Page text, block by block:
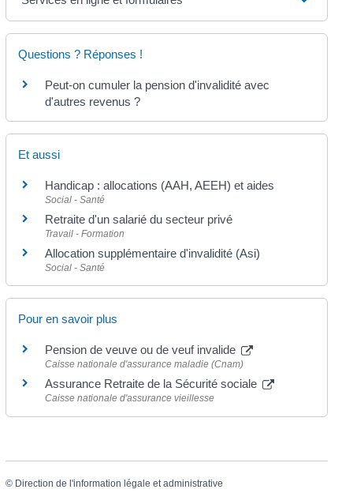
Questions ? Réponses !
Peut-on cumuler la pension d'invalidité avec
d'autres revenus ?
Et aussi
Handicap : allocations (AAH, AEEH) et aides
Social - Santé
Retraite d'un salarié du secteur privé
Travail - Formation
Allocation supplémentaire d'invalidité (Asi)
Social - Santé
Pour en savoir plus
Pension de veuve ou de veuf invalide
Caisse nationale d'assurance maladie (Cnam)
Assurance Retraite de la Sécurité sociale
Caisse nationale d'assurance vieillesse
© Direction de l'information légale et administrative